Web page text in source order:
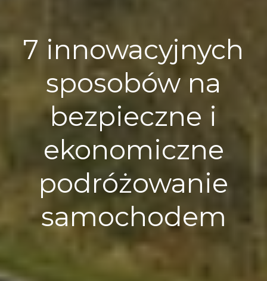
7 innowacyjnych
sposobów na
bezpieczne i
ekonomiczne
podróżowanie
samochodem